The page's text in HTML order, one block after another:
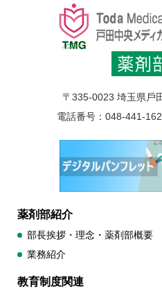
〒335-0023 埼⽟県⼾
電話番号：048-441-
薬剤部紹介
部長挨拶・理念・薬剤部概要
業務紹介
教育制度関連